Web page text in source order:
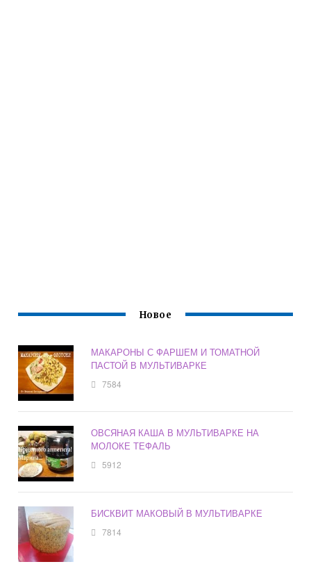
Новое
МАКАРОНЫ С ФАРШЕМ И ТОМАТНОЙ
ПАСТОЙ В МУЛЬТИВАРКЕ
7584
ОВСЯНАЯ КАША В МУЛЬТИВАРКЕ НА
МОЛОКЕ ТЕФАЛЬ
5912
БИСКВИТ МАКОВЫЙ В МУЛЬТИВАРКЕ
7814